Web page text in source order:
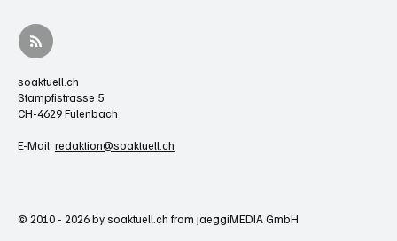
soaktuell.ch
Stampfistrasse 5
CH-4629 Fulenbach
E-Mail: redaktion@soaktuell.ch
© 2010 - 2026 by soaktuell.ch from jaeggiMEDIA GmbH